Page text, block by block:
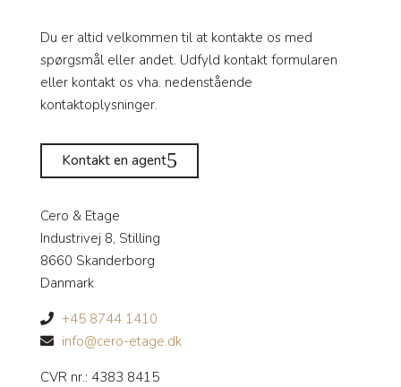
Du er altid velkommen til at kontakte os med
spørgsmål eller andet. Udfyld kontakt formularen
eller kontakt os vha. nedenstående
kontaktoplysninger.
Kontakt en agent
Cero & Etage
Industrivej 8, Stilling
8660 Skanderborg
Danmark
+45 8744 1410
info@cero-etage.dk
CVR nr.: 4383 8415